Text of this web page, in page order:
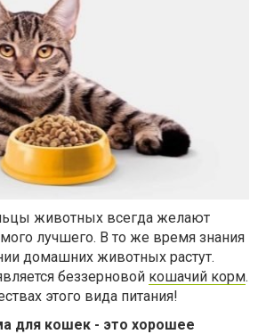
животных всегда желают
лучшего. В то же время знания
домашних животных растут.
беззерновой кошачий корм.
этого вида питания!
для кошек - это хорошее